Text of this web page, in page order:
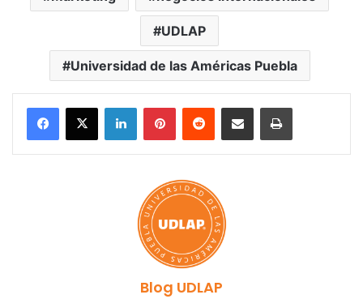
UDLAP
Universidad de las Américas Puebla
LinkedInPinterestReddit Share via Email Print
Blog UDLAP